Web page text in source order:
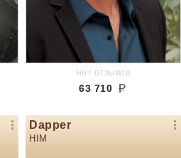
нет отзывов
63 710
Dapper
HIM